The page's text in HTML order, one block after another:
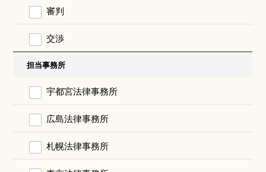
審判
交渉
担当事務所
宇都宮法律事務所
広島法律事務所
札幌法律事務所